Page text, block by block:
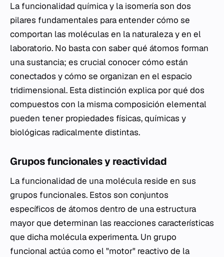
La funcionalidad química y la isomería son dos
pilares fundamentales para entender cómo se
comportan las moléculas en la naturaleza y en el
laboratorio. No basta con saber qué átomos forman
una sustancia; es crucial conocer cómo están
conectados y cómo se organizan en el espacio
tridimensional. Esta distinción explica por qué dos
compuestos con la misma composición elemental
pueden tener propiedades físicas, químicas y
biológicas radicalmente distintas.
Grupos funcionales y reactividad
La funcionalidad de una molécula reside en sus
grupos funcionales. Estos son conjuntos
específicos de átomos dentro de una estructura
mayor que determinan las reacciones características
que dicha molécula experimenta. Un grupo
funcional actúa como el "motor" reactivo de la